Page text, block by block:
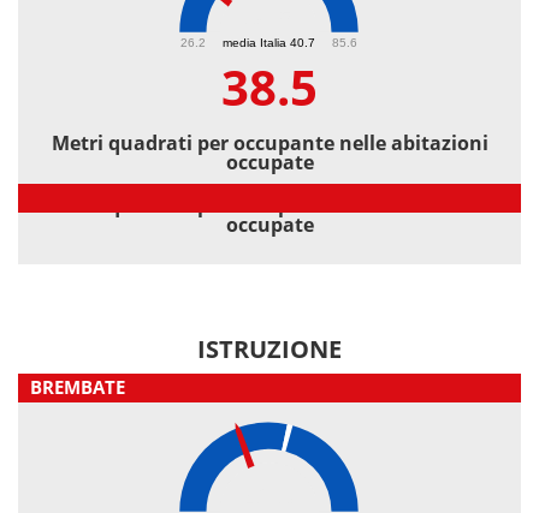
media Italia 40.7
26.2 85.6
38.5
Metri quadrati per occupante nelle abitazioni
occupate
occupate
ISTRUZIONE
BREMBATE